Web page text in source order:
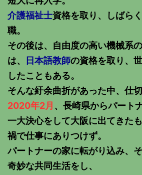
介護福祉士資格を取り、しばら
職。
その後は、自由度の高い機械系
は、
日本語教師の資格を取り、
したこともある。
そんな紆余曲折があった中、仕切
2020年2月 、長崎県からパート
一大決心をして大阪に出てきた
禍で仕事にありつけず。
パートナーの家に転がり込み、
奇妙な共同生活をし、